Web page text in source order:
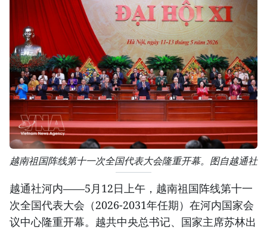
越南祖国阵线第十一次全国代表大会隆重开幕。图自越通社
越通社河内——5月12日上午，越南祖国阵线第十一
次全国代表大会（2026-2031年任期）在河内国家会
议中心隆重开幕。越共中央总书记、国家主席苏林出